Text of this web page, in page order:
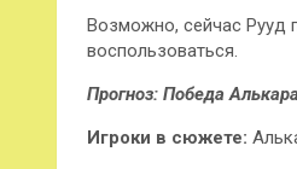
Возможно, сейчас Рууд
воспользоваться.
Прогноз: Победа
Игроки в сюжете: